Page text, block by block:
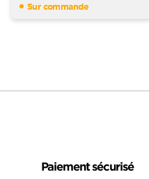
Sur commande
Paiement sécurisé